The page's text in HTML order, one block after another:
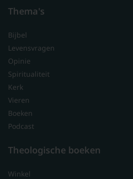
Thema's
Bijbel
Levensvragen
Opinie
Spiritualiteit
Kerk
Vieren
Boeken
Podcast
Theologische boeken
Winkel